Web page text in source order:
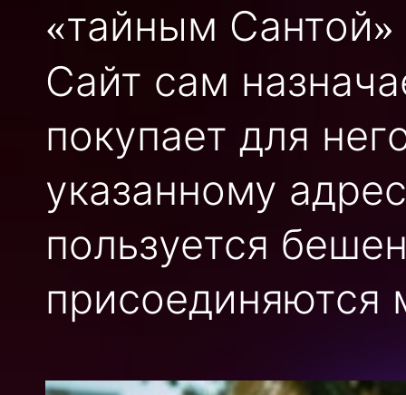
«тайным Сантой»
Сайт сам
покупает для
указанному
пользуется
присоединяются